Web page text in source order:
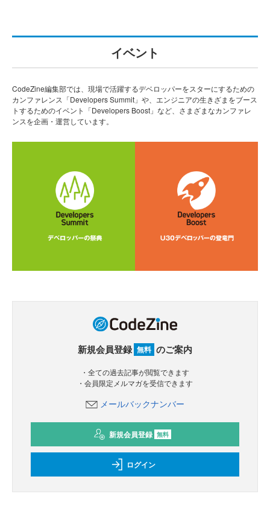
イベント
CodeZine編集部では、現場で活躍するデベロッパーをスターにするための
カンファレンス「Developers Summit」や、エンジニアの生きざまをブース
トするためのイベント「Developers Boost」など、さまざまなカンファレ
ンスを企画・運営しています。
新規会員登録 無料 のご案内
・全ての過去記事が閲覧できます
・会員限定メルマガを受信できます
メールバックナンバー
新規会員登録 無料
ログイン